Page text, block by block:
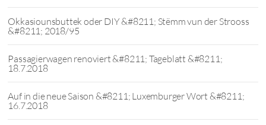
Okkasiounsbuttek oder DIY &#8211; Stëmm vun der Strooss
&#8211; 2018/95
Passagierwagen renoviert &#8211; Tageblatt &#8211;
18.7.2018
Auf in die neue Saison &#8211; Luxemburger Wort &#8211;
16.7.2018